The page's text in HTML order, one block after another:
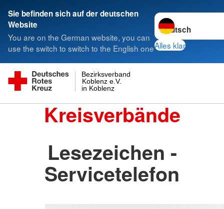
Sie befinden sich auf der deutschen
Website
You are on the German website, you can
use the switch to switch to the English one
Sprache wechseln
Alles klar
in Koblenz
Koblenz e.V.
Bezirksverband
Kreisverbände
Lesezeichen -
Servicetelefon